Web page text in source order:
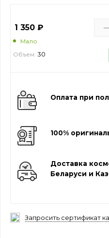
1 350 ₽
Мало
Объем: 30
Оплата при
100%
Доставка
Беларуси и
Запросить сертификат